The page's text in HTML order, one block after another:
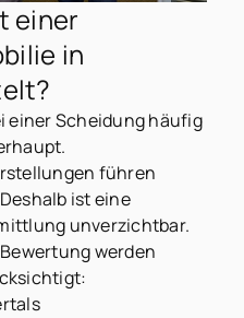
einer
in
einer Scheidung häufig
führen
ist eine
unverzichtbar.
werden